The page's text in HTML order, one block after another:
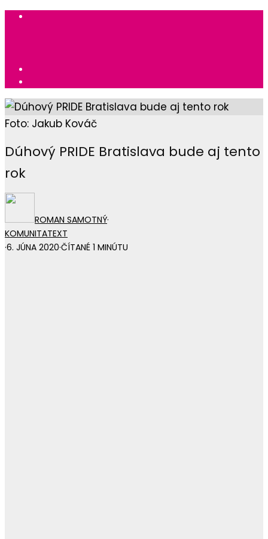
Foto: Jakub Kováč
Dúhový PRIDE Bratislava bude aj tento
rok
ROMAN SAMOTNÝ·
KOMUNITATEXT
·6. JÚNA 2020·ČÍTANÉ 1 MINÚTU